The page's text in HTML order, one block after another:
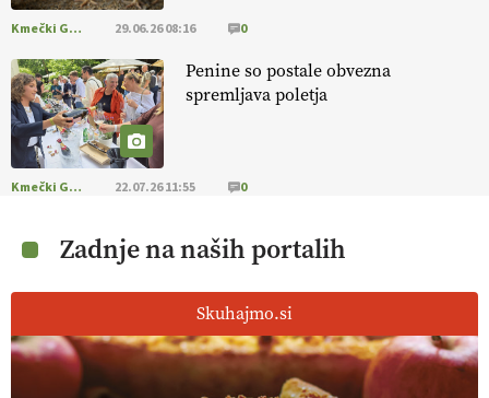
Kmečki Glas 29.06.26 08:16 0
Penine so postale obvezna
spremljava poletja
Kmečki Glas 22.07.26 11:55 0
Zadnje na naših portalih
Skuhajmo.si